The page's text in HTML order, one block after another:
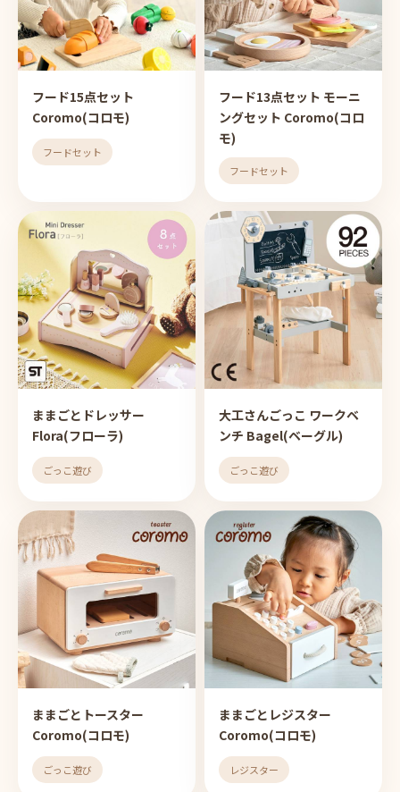
フード15点セット
Coromo(コロモ)
フードセット
フード13点セット モーニ
ングセット Coromo(コロ
モ)
フードセット
ままごとドレッサー
Flora(フローラ)
ごっこ遊び
大工さんごっこ ワークベ
ンチ Bagel(ベーグル)
ごっこ遊び
ままごとトースター
Coromo(コロモ)
ごっこ遊び
ままごとレジスター
Coromo(コロモ)
レジスター